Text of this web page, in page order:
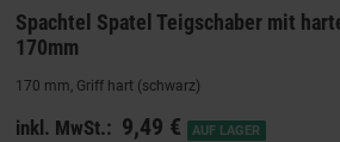
Spachtel Spatel Teigschaber mit
170mm
170 mm, Griff hart (schwarz)
inkl. MwSt.: 9,49 € AUF LAGER